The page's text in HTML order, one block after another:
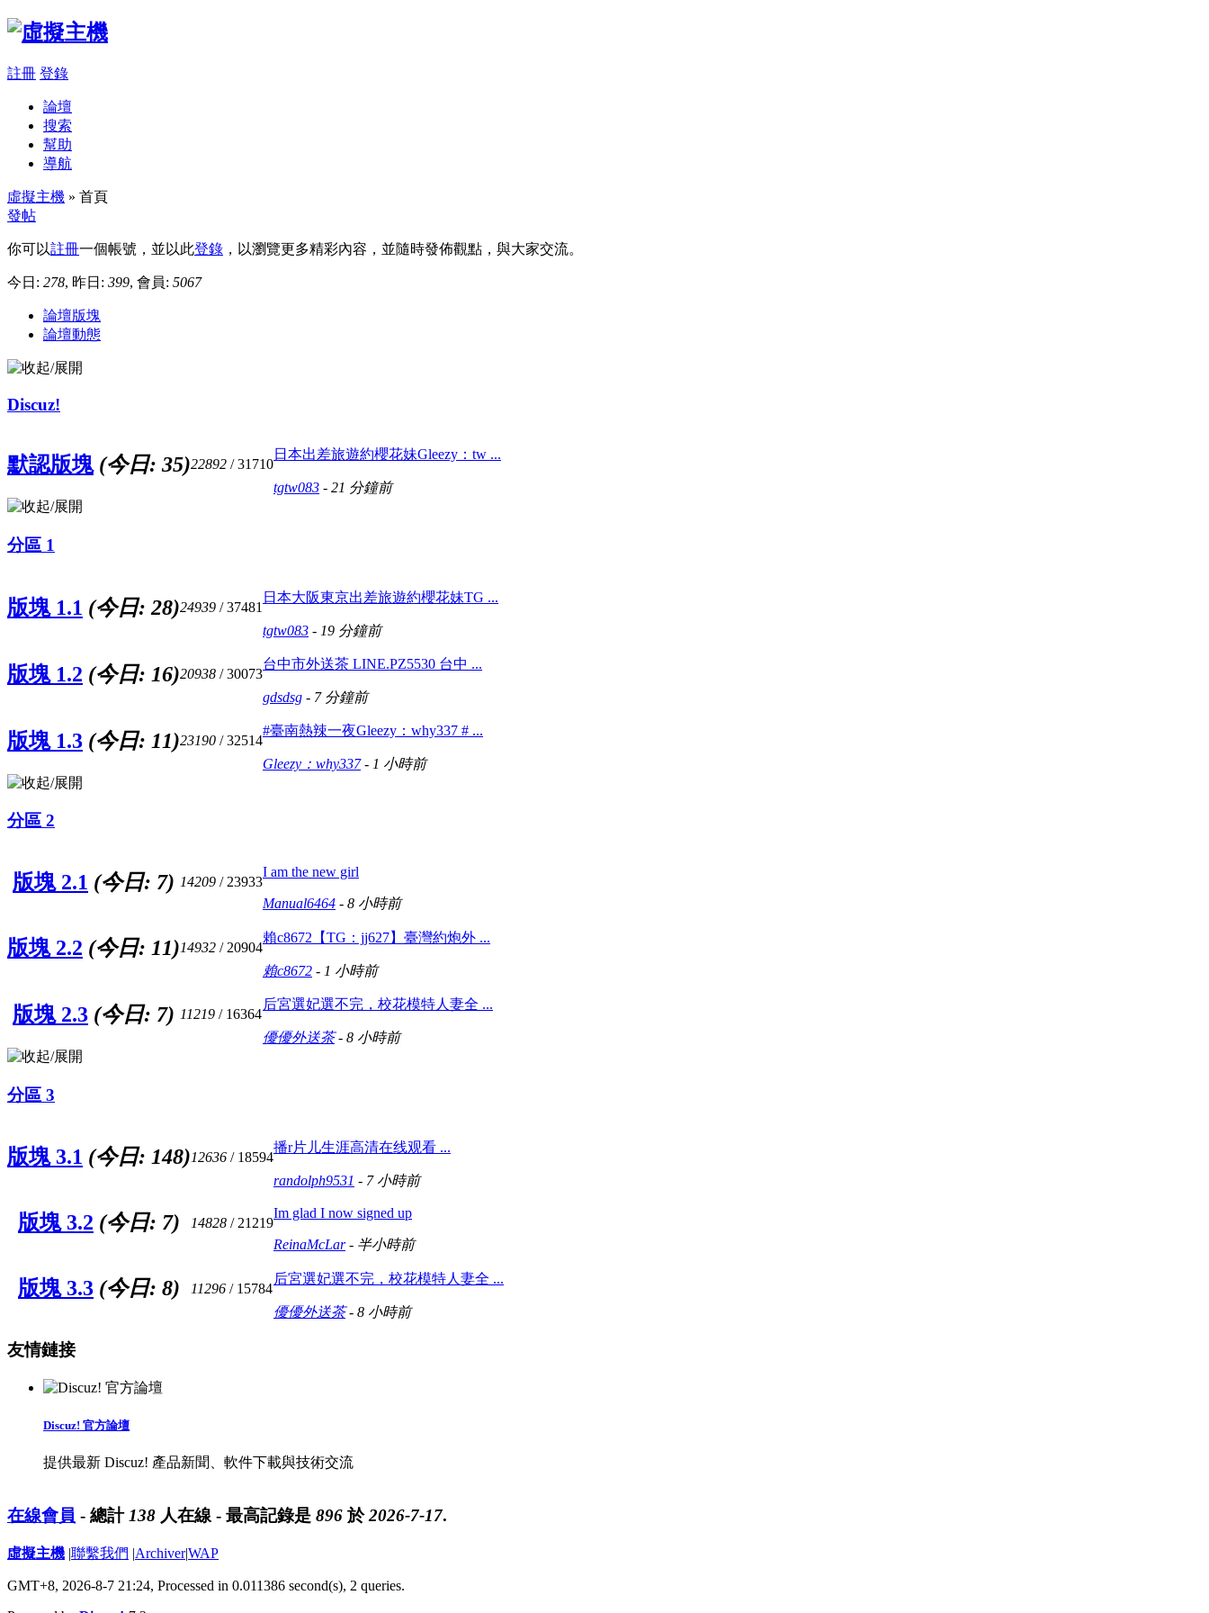
註冊 登錄
論壇
搜索
幫助
導航
虛擬主機 » 首頁
發帖
你可以註冊一個帳號，並以此登錄 ，以瀏覽更多精彩內容，並隨時發佈觀點，與大家交流。
今日: 278, 昨日: 399, 會員: 5067
論壇版塊
論壇動態
Discuz!
默認版塊(今日: 35)22892 / 31710
日本出差旅遊約櫻花妹Gleezy：tw ...
tgtw083 - 21 分鐘前
分區 1
版塊 1.1 (今日: 28)24939 / 37481
日本大阪東京出差旅遊約櫻花妹TG ...
tgtw083 - 19 分鐘前
版塊 1.2 (今日: 16)20938 / 30073
台中市外送茶 LINE.PZ5530 台中 ...
gdsdsg - 7 分鐘前
版塊 1.3 (今日: 11)23190 / 32514
#臺南熱辣一夜Gleezy：why337 # ...
Gleezy：why337- 1 小時前
分區 2
版塊 2.1 (今日: 7) 14209 / 23933
I am the new girl
Manual6464 - 8 小時前
版塊 2.2 (今日: 11)14932 / 20904
賴c8672【TG：jj627】臺灣約炮外 ...
賴c8672 - 1 小時前
版塊 2.3 (今日: 7) 11219 / 16364
后宮選妃選不完，校花模特人妻全 ...
優優外送茶- 8 小時前
分區 3
版塊 3.1 (今日: 148)12636 / 18594
播r片儿生涯高清在线观看 ...
randolph9531 - 7 小時前
版塊 3.2 (今日: 7) 14828 / 21219
Im glad I now signed up
ReinaMcLar- 半小時前
版塊 3.3 (今日: 8) 11296 / 15784
后宮選妃選不完，校花模特人妻全 ...
優優外送茶- 8 小時前
友情鏈接
Discuz! 官方論壇
提供最新 Discuz! 產品新聞、軟件下載與技術交流
在線會員 - 總計 138 人在線 - 最高記錄是 896 於2026-7-17.
虛擬主機 |聯繫我們 |Archiver|WAP
GMT+8, 2026-8-7 21:24, Processed in 0.011386 second(s), 2 queries.